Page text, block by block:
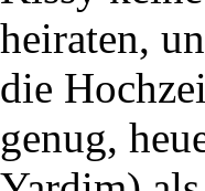
heiraten,
die
genug,